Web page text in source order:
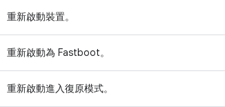
重新啟動裝置。
重新啟動為 Fastboot。
重新啟動進入復原模式。